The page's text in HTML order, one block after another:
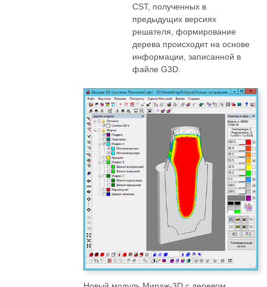
CST, полученных в
предыдущих версиях
решателя, формирование
дерева происходит на основе
информации, записанной в
файле G3D.